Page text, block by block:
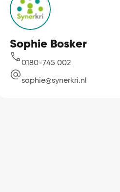
Sophie Bosker
0180-745 002
sophie@synerkri.nl